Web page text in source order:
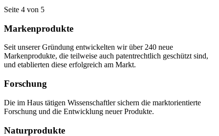
Seite 4 von 5
Markenprodukte
Seit unserer Gründung entwickelten wir über 240 neue
Markenprodukte, die teilweise auch patentrechtlich geschützt sind,
und etablierten diese erfolgreich am Markt.
Forschung
Die im Haus tätigen Wissenschaftler sichern die marktorientierte
Forschung und die Entwicklung neuer Produkte.
Naturprodukte